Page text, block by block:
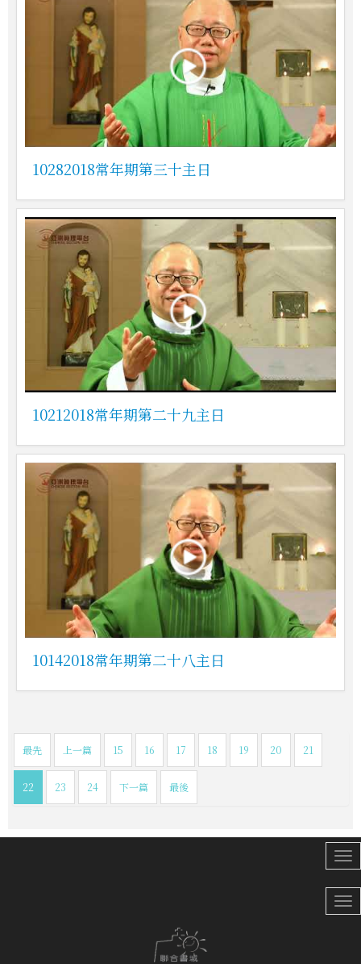
10282018常年期第三十主日
10212018常年期第二十九主日
10142018常年期第二十八主日
最先 上一篇 15 16 17 18 19 20 21
22 23 24 下一篇 最後